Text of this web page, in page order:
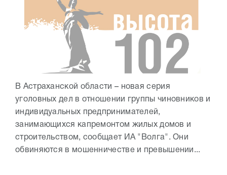
В Астраханской области – новая серия
уголовных дел в отношении группы чиновников и
индивидуальных предпринимателей,
занимающихся капремонтом жилых домов и
строительством, сообщает ИА "Волга". Они
обвиняются в мошенничестве и превышении...